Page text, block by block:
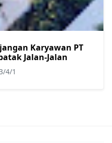
Karyawan PT
Jalan-Jalan
4/1